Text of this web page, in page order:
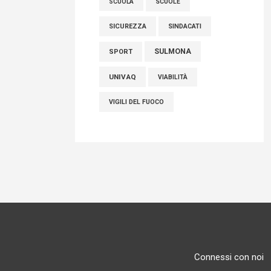
SCUOLA
SICUREZZA SINDACATI
SPORT SULMONA
UNIVAQ VIABILITÀ
VIGILI DEL FUOCO
Connessi con noi